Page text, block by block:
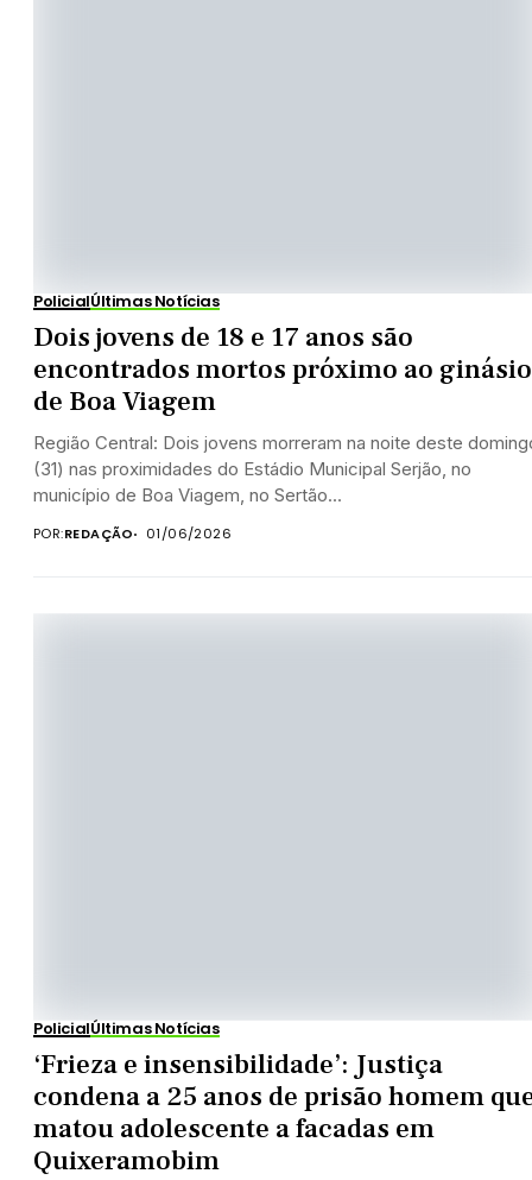
PolicialÚltimas Notícias
Dois jovens de 18 e 17 anos são
encontrados mortos próximo ao ginásio
de Boa Viagem
Região Central: Dois jovens morreram na noite deste
(31) nas proximidades do Estádio Municipal Serjão, no
município de Boa Viagem, no Sertão...
POR:REDAÇÃO 01/06/2026
PolicialÚltimas Notícias
‘Frieza e insensibilidade’: Justiça
condena a 25 anos de prisão homem
matou adolescente a facadas em
Quixeramobim